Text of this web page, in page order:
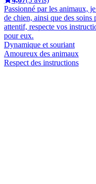
Passionné par les animaux,
de chien, ainsi que des soins
attentif, respecte vos
pour eux.
Dynamique et souriant
Amoureux des animaux
Respect des instructions